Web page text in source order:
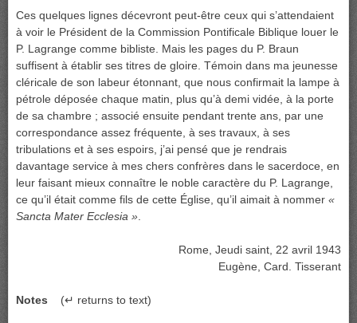
Ces quelques lignes décevront peut-être ceux qui s’attendaient
à voir le Président de la Commission Pontificale Biblique louer le
P. Lagrange comme bibliste. Mais les pages du P. Braun
suffisent à établir ses titres de gloire. Témoin dans ma jeunesse
cléricale de son labeur étonnant, que nous confirmait la lampe à
pétrole déposée chaque matin, plus qu’à demi vidée, à la porte
de sa chambre ; associé ensuite pendant trente ans, par une
correspondance assez fréquente, à ses travaux, à ses
tribulations et à ses espoirs, j’ai pensé que je rendrais
davantage service à mes chers confrères dans le sacerdoce, en
leur faisant mieux connaître le noble caractère du P. Lagrange,
ce qu’il était comme fils de cette Église, qu’il aimait à nommer «
Sancta Mater Ecclesia »
Rome, Jeudi saint, 22 avril 1943
Eugène, Card. Tisserant
Notes (↵ returns to text)